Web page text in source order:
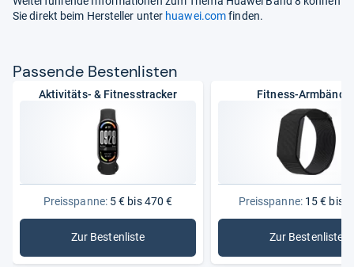
Sie direkt beim Hersteller unter huawei.comfinden.
Pas­sende Bes­ten­lis­ten
Aktivitäts- & Fitnesstracker
Preisspanne:5 € bis 470 €
Zur Bestenliste: Aktivitäts- & Fitnesstracker
Fitness-
Preisspanne:15 € bis
Zur Bestenliste
: Fitness-